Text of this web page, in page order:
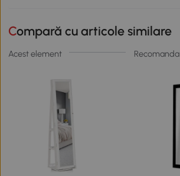
Compară cu articole similare
Acest element Recomanda